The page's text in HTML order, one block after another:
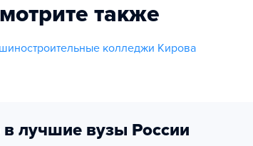
также
колледжи Кирова
лучшие вузы России